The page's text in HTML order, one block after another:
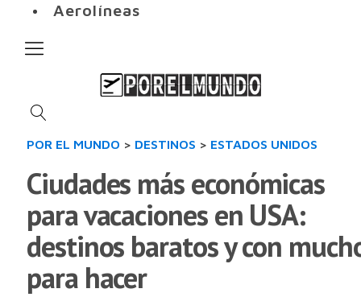
Aerolíneas
POR EL MUNDO > DESTINOS > ESTADOS UNIDOS
Ciudades más económicas
para vacaciones en USA:
destinos baratos y con
para hacer